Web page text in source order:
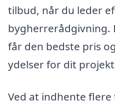
tilbud, når du leder
bygherrerådgivning.
får den bedste pris
ydelser for dit
Ved at indhente flere